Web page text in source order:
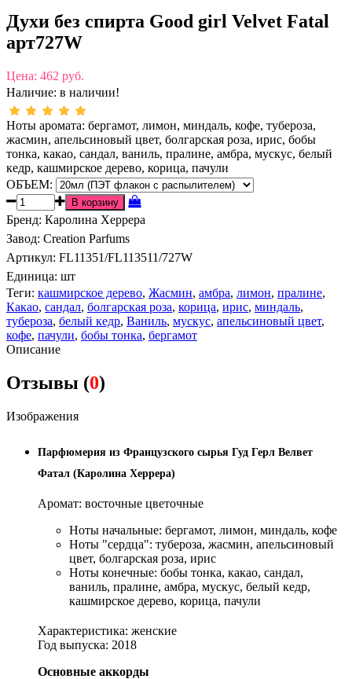
Духи без спирта Good girl Velvet Fatal
арт727W
Цена: 462 руб.
Наличие: в наличии!
Ноты аромата: бергамот, лимон, миндаль, кофе, тубероза,
жасмин, апельсиновый цвет, болгарская роза, ирис, бобы
тонка, какао, сандал, ваниль, пралине, амбра, мускус, белый
кедр, кашмирское дерево, корица, пачули
ОБЪЕМ:
Бренд: Каролина Херрера
Завод: Creation Parfums
Артикул: FL11351/FL113511/727W
Единица: шт
Теги: кашмирское дерево, Жасмин, амбра, лимон, пралине,
Какао, сандал, болгарская роза, корица, ирис, миндаль,
тубероза, белый кедр, Ваниль, мускус, апельсиновый цвет,
кофе, пачули, бобы тонка, бергамот
Описание
Отзывы (0)
Изображения
Парфюмерия из Французского сырья Гуд Герл Велвет
Фатал (Каролина Херрера)
Аромат: восточные цветочные
Ноты начальные: бергамот, лимон, миндаль, кофе
Ноты "сердца": тубероза, жасмин, апельсиновый
цвет, болгарская роза, ирис
Ноты конечные: бобы тонка, какао, сандал,
ваниль, пралине, амбра, мускус, белый кедр,
кашмирское дерево, корица, пачули
Характеристика: женские
Год выпуска: 2018
Основные аккорды